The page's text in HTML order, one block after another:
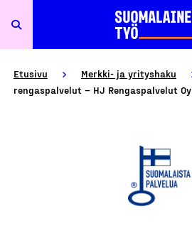
Etusivu Merkki- ja yrityshaku
rengaspalvelut – HJ Rengaspalvelut Oy